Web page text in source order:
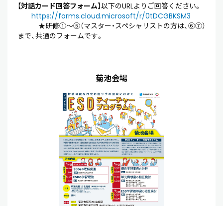
【対話カード回答フォーム】以下のURLよりご回答ください。
https://forms.cloud.microsoft/r/0tDCGBKSM3
★研修①～⑤（マスター・スペシャリストの方は、⑥⑦）
まで、共通のフォームです。
菊池会場